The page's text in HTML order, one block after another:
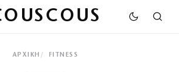
ΑΡΧΙΚΉ FITNESS